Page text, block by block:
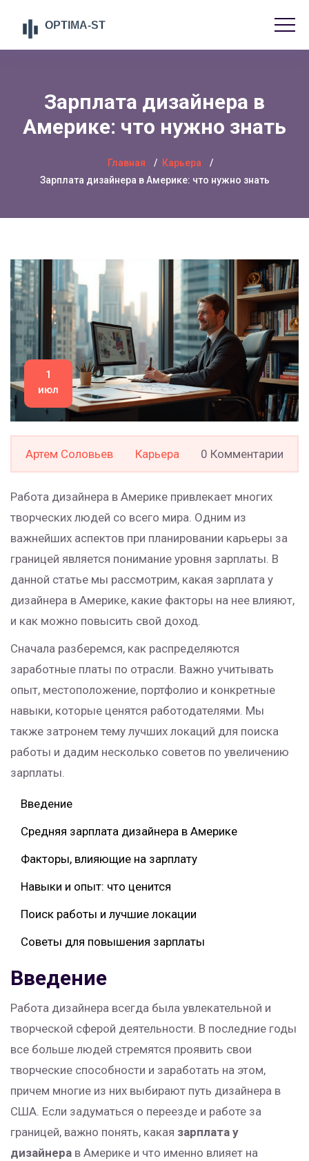
Зарплата дизайнера в
Америке: что нужно знать
Главная
Карьера
Зарплата дизайнера в Америке: что нужно знать
1
июл
Артем Соловьев Карьера 0 Комментарии
Работа дизайнера в Америке привлекает многих
творческих людей со всего мира. Одним из
важнейших аспектов при планировании карьеры за
границей является понимание уровня зарплаты. В
данной статье мы рассмотрим, какая зарплата у
дизайнера в Америке, какие факторы на нее влияют,
и как можно повысить свой доход.
Сначала разберемся, как распределяются
заработные платы по отрасли. Важно учитывать
опыт, местоположение, портфолио и конкретные
навыки, которые ценятся работодателями. Мы
также затронем тему лучших локаций для поиска
работы и дадим несколько советов по увеличению
зарплаты.
Введение
Средняя зарплата дизайнера в Америке
Факторы, влияющие на зарплату
Навыки и опыт: что ценится
Поиск работы и лучшие локации
Советы для повышения зарплаты
Введение
Работа дизайнера всегда была увлекательной и
творческой сферой деятельности. В последние годы
все больше людей стремятся проявить свои
творческие способности и заработать на этом,
причем многие из них выбирают путь дизайнера в
США. Если задуматься о переезде и работе за
границей, важно понять, какая зарплата у
дизайнера в Америке и что именно влияет на